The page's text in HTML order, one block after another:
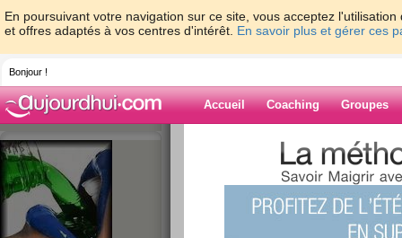
En poursuivant votre navigation sur ce site, vous acceptez
et offres adaptés à vos centres d'intérêt. En savoir plus et gérer ces
Bonjour !
Accueil Coaching Groupes
> > LES
Blog de